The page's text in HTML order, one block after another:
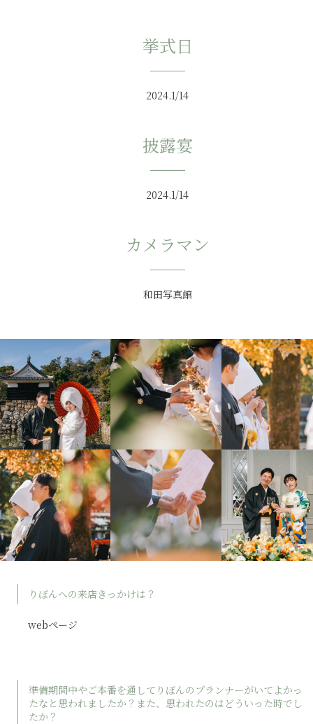
挙式日
2024.1/14
披露宴
2024.1/14
カメラマン
和田写真館
りぼんへの来店きっかけは？
webページ
準備期間中やご本番を通してりぼんのプランナーがいてよかっ
たなと思われましたか？また、思われたのはどういった時でし
たか？